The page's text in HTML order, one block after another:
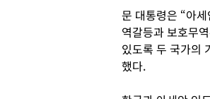
문 대통령은 “아
역갈등과 보호무
있도록 두 국가의
했다.